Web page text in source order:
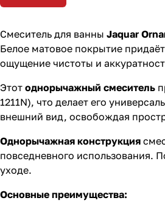
Смеситель для ванны Jaquar
Белое матовое покрытие
ощущение чистоты и
Этот однорычажный смеситель
1211N), что делает его
внешний вид, освобождая
Однорычажная конструкция
повседневного использования.
уходе.
Основные преимущества: